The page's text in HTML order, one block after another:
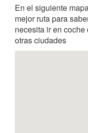
En el siguiente
mejor ruta para
necesita ir en
otras ciudades